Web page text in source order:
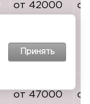
от 42000
от 47000
Принять